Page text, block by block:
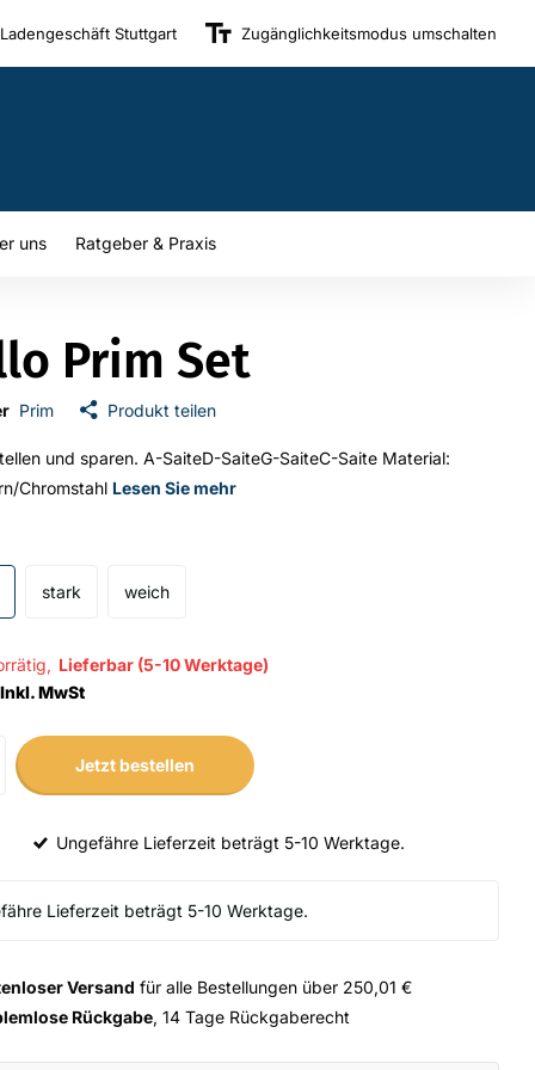
Ladengeschäft Stuttgart Zugänglichkeitsmodus umschalten
uns Ratgeber & Praxis
Prim Set
Prim Produkt teilen
und sparen. A-SaiteD-SaiteG-SaiteC-Saite Material:
Chromstahl Lesen Sie mehr
stark weich
Lieferbar (5-10 Werktage)
MwSt
Jetzt bestellen
Ungefähre Lieferzeit beträgt 5-10 Werktage.
Versand für alle Bestellungen über 250,01 €
Rückgabe, 14 Tage Rückgaberecht